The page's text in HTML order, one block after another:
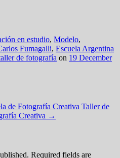
en estudio, Modelo,
Fumagalli, Escuela Argentina
de fotografía on 19 December
de Fotografía Creativa Taller de
Creativa →
Required fields are